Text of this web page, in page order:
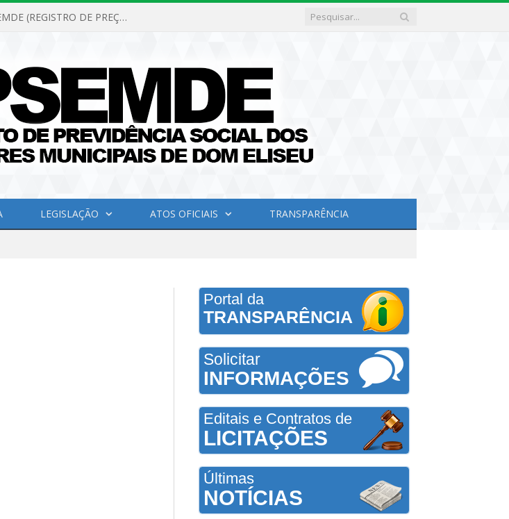
PREGÃO ELETRÔNICO Nº 02/2026-IPSEMDE (REGISTRO DE PREÇOS PARA FUTURA E EVENTUAL AQUISIÇÃO DE MATERIAL DE LIMPEZA E GÊNEROS ALIMENTÍCIOS PARA ATENDER AS NECESSIDADES DO INSTITUTO DE PREVIDÊNCIA SOCIAL DOS SERVIDORES MUNICIPAIS DE DOM ELISEU.)
LEGISLAÇÃO ATOS OFICIAIS TRANSPARÊNCIA
Portal da
TRANSPARÊNCIA
Solicitar
INFORMAÇÕES
Editais e Contratos de
LICITAÇÕES
Últimas
NOTÍCIAS